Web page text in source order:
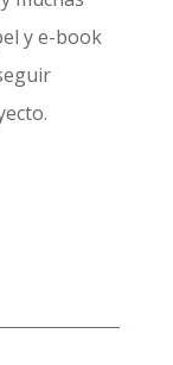
y e-book